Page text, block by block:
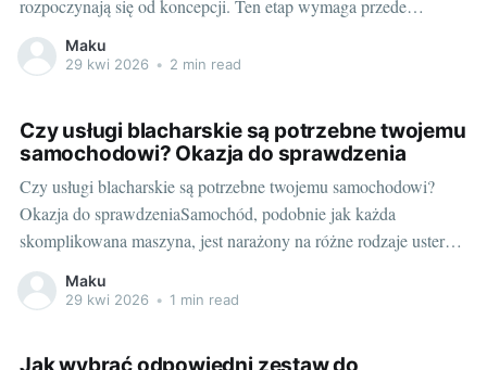
rozpoczynają się od koncepcji. Ten etap wymaga przede
wszystkim doświadczenia, kreatywnych rozwiązań i także
znajomości specyfiki rynku, do którego konkretny model
zadaniem jest transportowanie różnego
Maku
29 kwi 2026 • 2 min read
Czy usługi blacharskie są potrzebne twojemu
samochodowi? Okazja do sprawdzenia
Czy usługi blacharskie są potrzebne twojemu samochodowi?
Okazja do sprawdzeniaSamochód, podobnie jak każda
skomplikowana maszyna, jest narażony na różne rodzaje usterek
i uszkodzeń. W szczególności dotyczy to jego blacharskich
elementów, które są na pierwszej linii frontu w walce z
Maku
29 kwi 2026 • 1 min read